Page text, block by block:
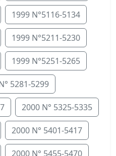
1999 N°5116-5134
1999 N°5211-5230
1999 N°5251-5265
5281-5299
2000 N° 5325-5335
2000 N° 5401-5417
2000 N° 5455-5470